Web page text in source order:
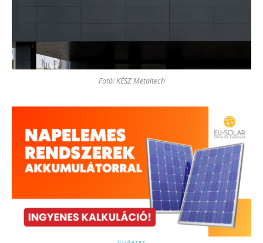
Fotó: KÉSZ Metaltech